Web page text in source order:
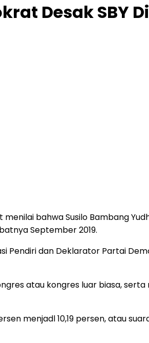
Desak SBY
bahwa Susilo Bambang
September 2019.
Pendiri dan Deklarator Partai
atau kongres luar biasa, serta
menjadl 10,19 persen, atau